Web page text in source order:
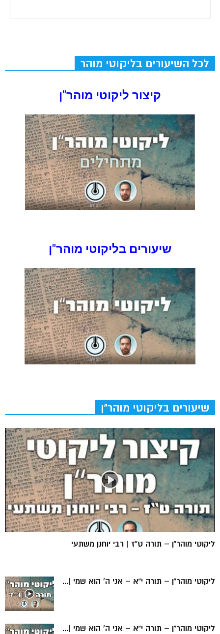
לכל השיעורים בליקוטי מוהר
קיצור ליקוטי מוהר"ן
שיעורים בליקוטי מוהר"ן
שיעורים בליקוטי מוהר"ן
ליקוטי מוהר”ן – תורה ט”ז | רבי יוחנן משתעי
ליקוטי מוהר”ן – תורה י”א – אני ה’ הוא שמי |...
ליקוטי מוהר”ן – תורה י”א – אני ה’ הוא שמי |...